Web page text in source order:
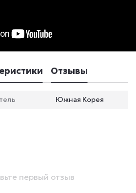
Отзывы
Южная Корея
первый отзыв